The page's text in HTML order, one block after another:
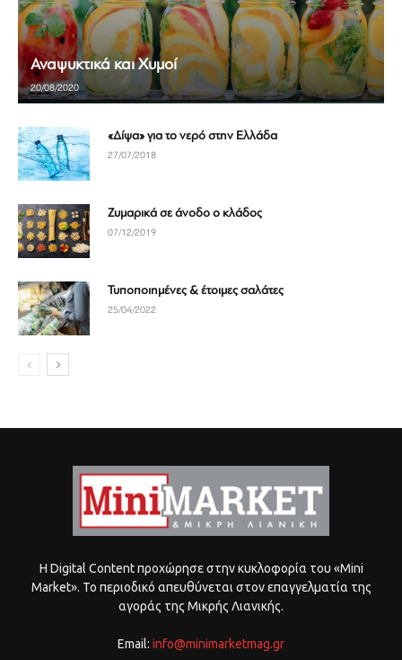
Αναψυκτικά και Χυμοί
20/08/2020
«Δίψα» για το νερό στην Ελλάδα
27/07/2018
Ζυμαρικά σε άνοδο ο κλάδος
07/12/2019
Τυποποιημένες & έτοιμες σαλάτες
25/04/2022
Η Digital Content προχώρησε στην κυκλοφορία του «Mini
Market». Το περιοδικό απευθύνεται στον επαγγελματία της
αγοράς της Μικρής Λιανικής.
Email: info@minimarketmag.gr